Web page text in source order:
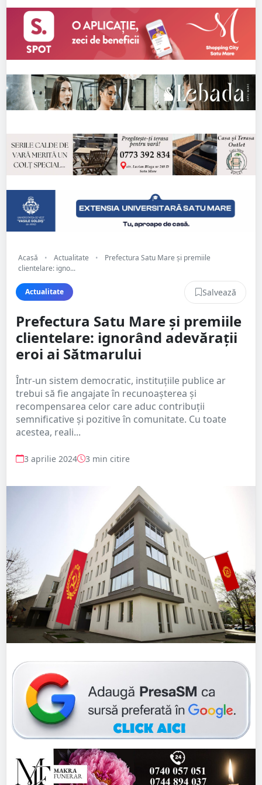
Acasă • Actualitate •
Prefectura Satu Mare și premiile
clientelare: igno...
Actualitate Salvează
Prefectura Satu Mare și premiile
clientelare: ignorând adevărații
eroi ai Sătmarului
Într-un sistem democratic, instituțiile publice ar
trebui să fie angajate în recunoașterea și
recompensarea celor care aduc contribuții
semnificative și pozitive în comunitate. Cu toate
acestea, reali...
3 aprilie 2024 3 min citire